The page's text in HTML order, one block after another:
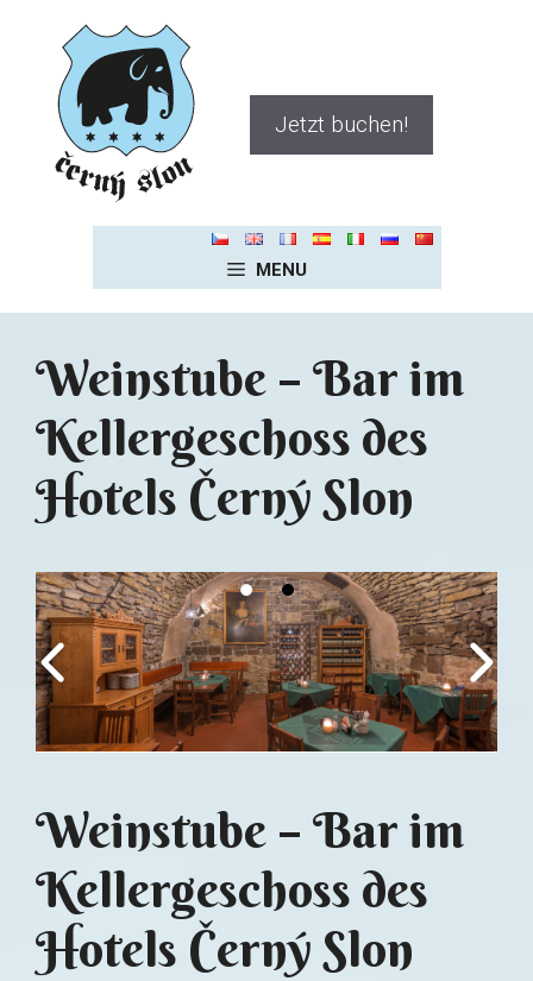
springen
Jetzt buchen!
MENU
Weinstube – Bar im
Kellergeschoss des
Hotels Černý Slon
Weinstube – Bar im
Kellergeschoss des
Hotels Černý Slon